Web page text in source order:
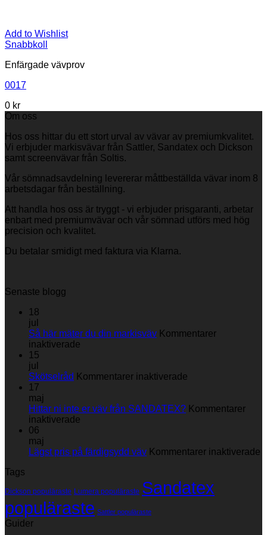
Add to Wishlist
Snabbkoll
Enfärgade vävprov
0017
0 kr
Om oss
Hos oss hittar du ett stort urval av vävar av premiumkvalitet.
Vi erbjuder markisvävar från Sattler, Sandatex och Dickson
samt screenvävar från Soltis.
Vår sömnadsavdelning levererar måttbeställda vävar inom 8
arbetsdagar från beställning.
Att handla hos oss är tryggt - vi erbjuder prisgaranti, arbetar
enbart med premiumvävar och vår sömnad utförs med hög
precision och kvalitet.
Du betalar smidigt med faktura via Klarna.
Senaste blogg
18
jul
Så här mäter du din markisväv Kommentarer
inaktiverade
mäter
markisväv
15
jul
Skötselråd Kommentarer inaktiverade
17
maj
Hittar ni inte er väv från SANDATEX? Kommentarer
inaktiverade
inte
SANDATEX?
06
maj
Lägst pris på färdigsydd väv Kommentarer inaktiverade
Tags
Dickson populäraste Lumera populäraste Sandatex
populäraste Sattler populäraste
Guider